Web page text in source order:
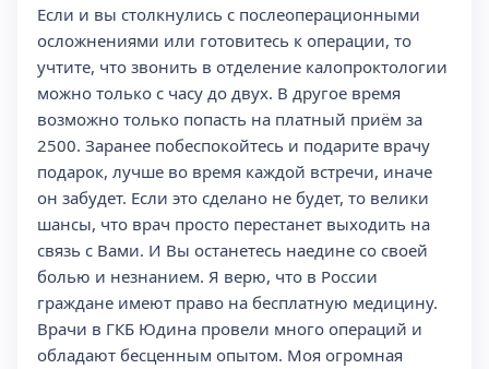
Если и вы столкнулись с послеоперационными
осложнениями или готовитесь к операции, то
учтите, что звонить в отделение калопроктологии
можно только с часу до двух. В другое время
возможно только попасть на платный приём за
2500. Заранее побеспокойтесь и подарите врачу
подарок, лучше во время каждой встречи, иначе
он забудет. Если это сделано не будет, то велики
шансы, что врач просто перестанет выходить на
связь с Вами. И Вы останетесь наедине со своей
болью и незнанием. Я верю, что в России
граждане имеют право на бесплатную медицину.
Врачи в ГКБ Юдина провели много операций и
обладают бесценным опытом. Моя огромная